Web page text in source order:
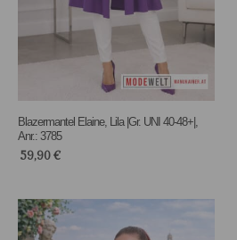
Blazermantel Elaine, Lila |Gr. UNI 40-48+|,
Anr.: 3785
59,90€